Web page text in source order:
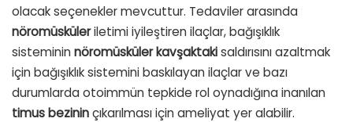
olacak seçenekler mevcuttur. Tedaviler arasında
nöromüsküleriletimi iyileştiren ilaçlar, bağışıklık
sisteminin nöromüskülerkavşaktakisaldırısını azaltmak
için bağışıklık sistemini baskılayan ilaçlar ve bazı
durumlarda otoimmün tepkide rol oynadığına inanılan
timusbezininçıkarılması için ameliyat yer alabilir.